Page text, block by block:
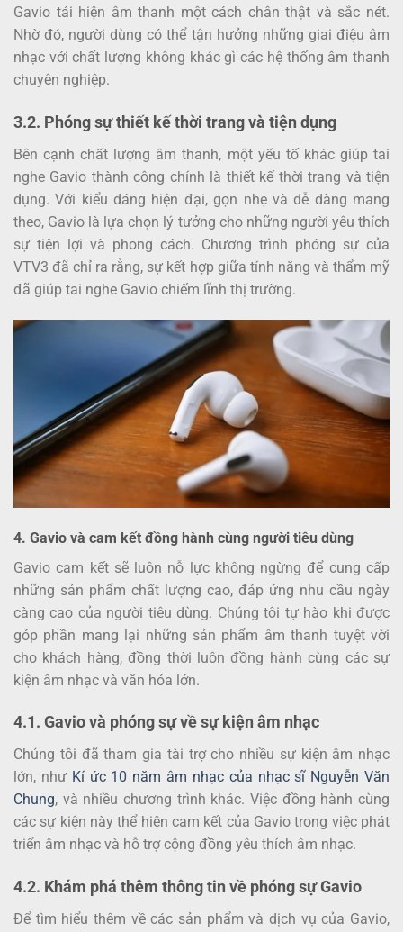
Gavio tái hiện âm thanh một cách chân thật và sắc nét.
Nhờ đó, người dùng có thể tận hưởng những giai điệu âm
nhạc với chất lượng không khác gì các hệ thống âm thanh
chuyên nghiệp.
3.2. Phóng sự thiết kế thời trang và tiện dụng
Bên cạnh chất lượng âm thanh, một yếu tố khác giúp tai
nghe Gavio thành công chính là thiết kế thời trang và tiện
dụng. Với kiểu dáng hiện đại, gọn nhẹ và dễ dàng mang
theo, Gavio là lựa chọn lý tưởng cho những người yêu thích
sự tiện lợi và phong cách. Chương trình phóng sự của
VTV3 đã chỉ ra rằng, sự kết hợp giữa tính năng và thẩm mỹ
đã giúp tai nghe Gavio chiếm lĩnh thị trường.
4. Gavio và cam kết đồng hành cùng người tiêu dùng
Gavio cam kết sẽ luôn nỗ lực không ngừng để cung cấp
những sản phẩm chất lượng cao, đáp ứng nhu cầu ngày
càng cao của người tiêu dùng. Chúng tôi tự hào khi được
góp phần mang lại những sản phẩm âm thanh tuyệt vời
cho khách hàng, đồng thời luôn đồng hành cùng các sự
kiện âm nhạc và văn hóa lớn.
4.1. Gavio và phóng sự về sự kiện âm nhạc
Chúng tôi đã tham gia tài trợ cho nhiều sự kiện âm nhạc
lớn, như Kí ức 10 năm âm nhạc của nhạc sĩ Nguyễn Văn
Chung, và nhiều chương trình khác. Việc đồng hành cùng
các sự kiện này thể hiện cam kết của Gavio trong việc phát
triển âm nhạc và hỗ trợ cộng đồng yêu thích âm nhạc.
4.2. Khám phá thêm thông tin về phóng sự Gavio
Để tìm hiểu thêm về các sản phẩm và dịch vụ của Gavio,